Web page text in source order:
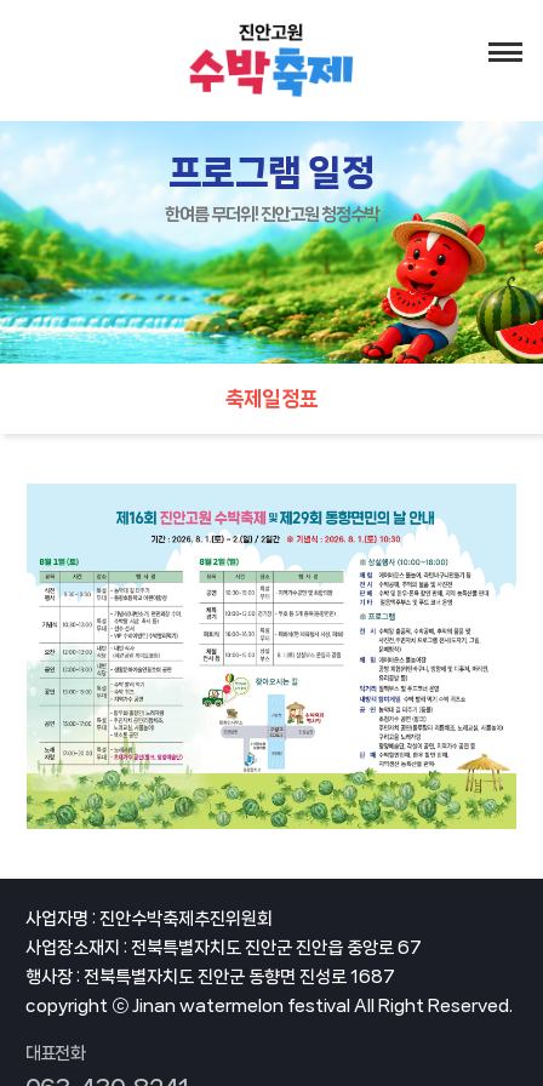
프로그램 일정
한여름 무더위! 진안고원 청정수박
축제일정표
사업자명 : 진안수박축제추진위원회
사업장소재지 : 전북특별자치도 진안군 진안읍 중앙로 67
행사장 : 전북특별자치도 진안군 동향면 진성로 1687
copyright ⓒ Jinan watermelon festival All Right Reserved.
대표전화